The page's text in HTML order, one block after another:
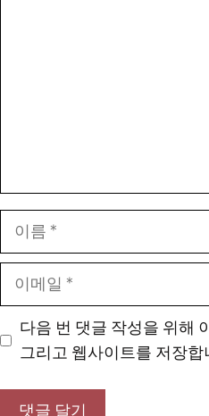
다음 번 댓글 작성을 위해
그리고 웹사이트를 저장합